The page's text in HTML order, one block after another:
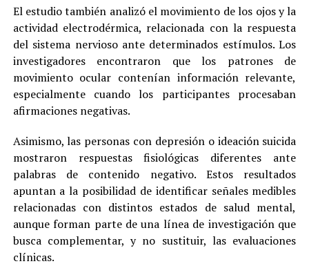
El estudio también analizó el movimiento de los ojos y la
actividad electrodérmica, relacionada con la respuesta
del sistema nervioso ante determinados estímulos. Los
investigadores encontraron que los patrones de
movimiento ocular contenían información relevante,
especialmente cuando los participantes procesaban
afirmaciones negativas.
Asimismo, las personas con depresión o ideación suicida
mostraron respuestas fisiológicas diferentes ante
palabras de contenido negativo. Estos resultados
apuntan a la posibilidad de identificar señales medibles
relacionadas con distintos estados de salud mental,
aunque forman parte de una línea de investigación que
busca complementar, y no sustituir, las evaluaciones
clínicas.